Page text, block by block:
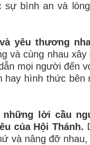
sự bình an và
yêu thương
và cùng nhau
mọi người đến
hình thức bên
lời cầu
của Hội Thánh.
và nâng đỡ nhau,